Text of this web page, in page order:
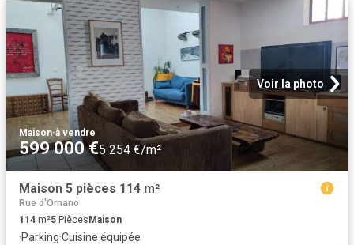
Voir la photo
Maison·à vendre
599 000 €5 254 €/m²
Maison 5 pièces 114 m²
Rue d'Ornano
114 m²5 Pièces Maison
·Parking·Cuisine équipée